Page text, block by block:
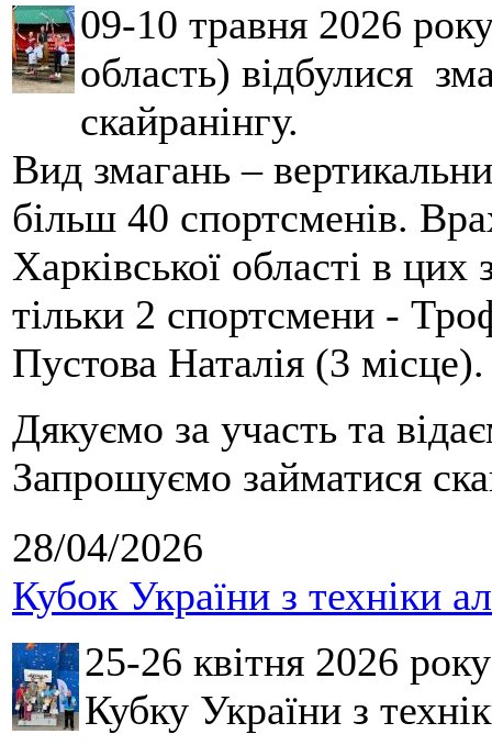
09-10 травня 2026
область) відбулися
скайранінгу.
Вид змагань –
більш 40 спортсменів.
Харківської області в
тільки 2 спортсмени -
Пустова Наталія (3 місце).
Дякуємо за участь та
Запрошуємо займатися
28/04/2026
Кубок України з техніки
25-26 квітня 2026
Кубку України з